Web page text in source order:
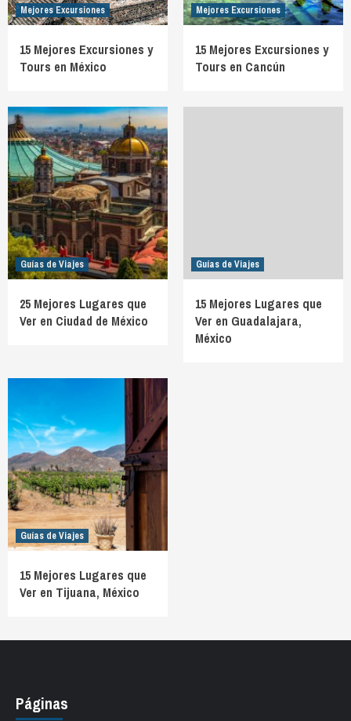
Mejores Excursiones
15 Mejores Excursiones y
Tours en México
Mejores Excursiones
15 Mejores Excursiones y
Tours en Cancún
Guías de Viajes
25 Mejores Lugares que
Ver en Ciudad de México
Guías de Viajes
15 Mejores Lugares que
Ver en Guadalajara,
México
Guías de Viajes
15 Mejores Lugares que
Ver en Tijuana, México
Páginas